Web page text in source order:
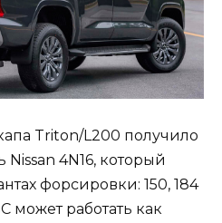
Triton/L200 получило
4N16, который
форсировки: 150, 184
может работать как